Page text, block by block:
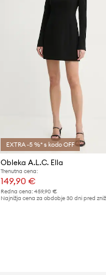
EXTRA -5 %* s kodo OFF
Obleka A.L.C. Ella
Trenutna cena:
149,90 €
Redna cena:459,90 €
Najnižja cena za obdobje 30 dni pred